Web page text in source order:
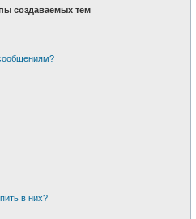
создаваемых тем
в них?